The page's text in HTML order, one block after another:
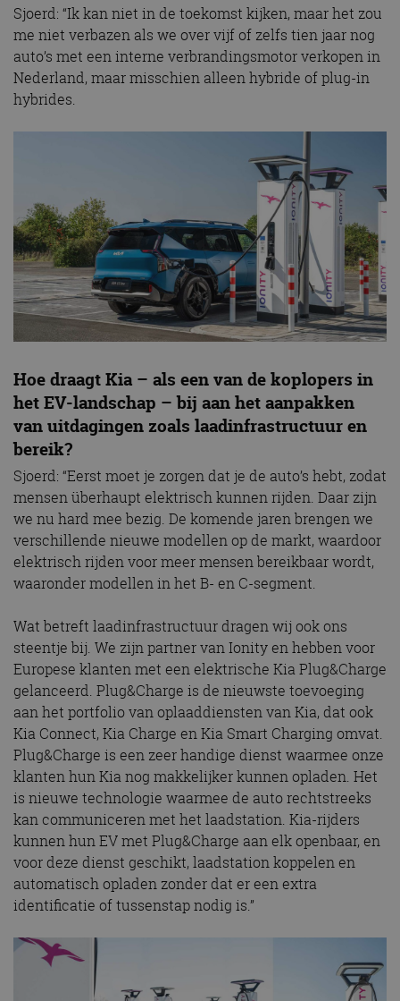
Sjoerd: “Ik kan niet in de toekomst kijken, maar het zou
me niet verbazen als we over vijf of zelfs tien jaar nog
auto’s met een interne verbrandingsmotor verkopen in
Nederland, maar misschien alleen hybride of plug-in
hybrides.
Hoe draagt Kia – als een van de koplopers in
het EV-landschap – bij aan het aanpakken
van uitdagingen zoals laadinfrastructuur en
bereik?
Sjoerd: “Eerst moet je zorgen dat je de auto’s hebt, zodat
mensen überhaupt elektrisch kunnen rijden. Daar zijn
we nu hard mee bezig. De komende jaren brengen we
verschillende nieuwe modellen op de markt, waardoor
elektrisch rijden voor meer mensen bereikbaar wordt,
waaronder modellen in het B- en C-segment.
Wat betreft laadinfrastructuur dragen wij ook ons
steentje bij. We zijn partner van Ionity en hebben voor
Europese klanten met een elektrische Kia Plug&Charge
gelanceerd. Plug&Charge is de nieuwste toevoeging
aan het portfolio van oplaaddiensten van Kia, dat ook
Kia Connect, Kia Charge en Kia Smart Charging omvat.
Plug&Charge is een zeer handige dienst waarmee onze
klanten hun Kia nog makkelijker kunnen opladen. Het
is nieuwe technologie waarmee de auto rechtstreeks
kan communiceren met het laadstation. Kia-rijders
kunnen hun EV met Plug&Charge aan elk openbaar, en
voor deze dienst geschikt, laadstation koppelen en
automatisch opladen zonder dat er een extra
identificatie of tussenstap nodig is.”